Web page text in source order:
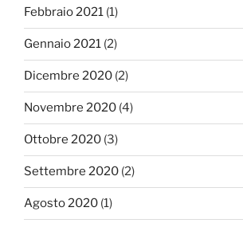
Febbraio 2021 (1)
Gennaio 2021 (2)
Dicembre 2020 (2)
Novembre 2020 (4)
Ottobre 2020 (3)
Settembre 2020 (2)
Agosto 2020 (1)